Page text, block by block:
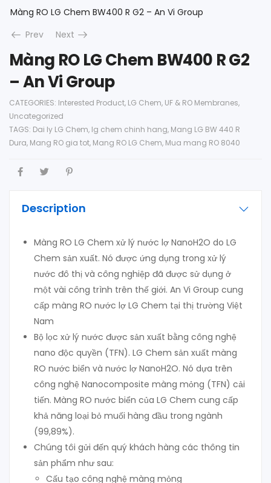
Màng RO LG Chem BW400 R G2 – An Vi Group
Prev
Next
Màng RO LG Chem BW400 R G2
– An Vi Group
CATEGORIES: Interested Product, LG Chem, UF & RO Membranes,
Uncategorized
TAGS: Dai ly LG Chem, lg chem chinh hang, Mang LG BW 440 R
Dura, Mang RO gia tot, Mang RO LG Chem, Mua mang RO 8040
Description
Màng RO LG Chem xử lý nước lợ NanoH2O do LG
Chem sản xuất. Nó được ứng dụng trong xử lý
nước đô thị và công nghiệp đã được sử dụng ở
một vài công trình trên thế giới. An Vi Group cung
cấp màng RO nước lợ LG Chem tại thị trường Việt
Nam
Bộ lọc xử lý nước được sản xuất bằng công nghệ
nano độc quyền (TFN). LG Chem sản xuất màng
RO nước biển và nước lợ NanoH2O. Nó dựa trên
công nghệ Nanocomposite màng mỏng (TFN) cải
tiến. Màng RO nước biển của LG Chem cung cấp
khả năng loại bỏ muối hàng đầu trong ngành
(99,89%).
Chúng tôi gửi đến quý khách hàng các thông tin
sản phẩm như sau:
Cấu tạo công nghệ màng mỏng